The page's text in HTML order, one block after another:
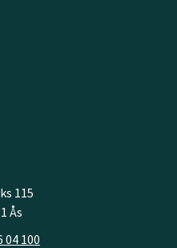
115
Ås
04 100